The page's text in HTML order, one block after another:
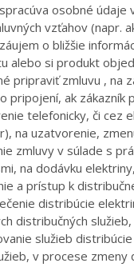
spracúva osobné údaje
vzťahov (napr.
o bližšie
alebo si produkt
pripraviť zmluvu , na
pripojení, ak zákazník
telefonicky, či cez
na uzatvorenie,
zmluvy v súlade s
na dodávku
a prístup k
distribúcie
distribučných služieb,
služieb
v procese zmeny